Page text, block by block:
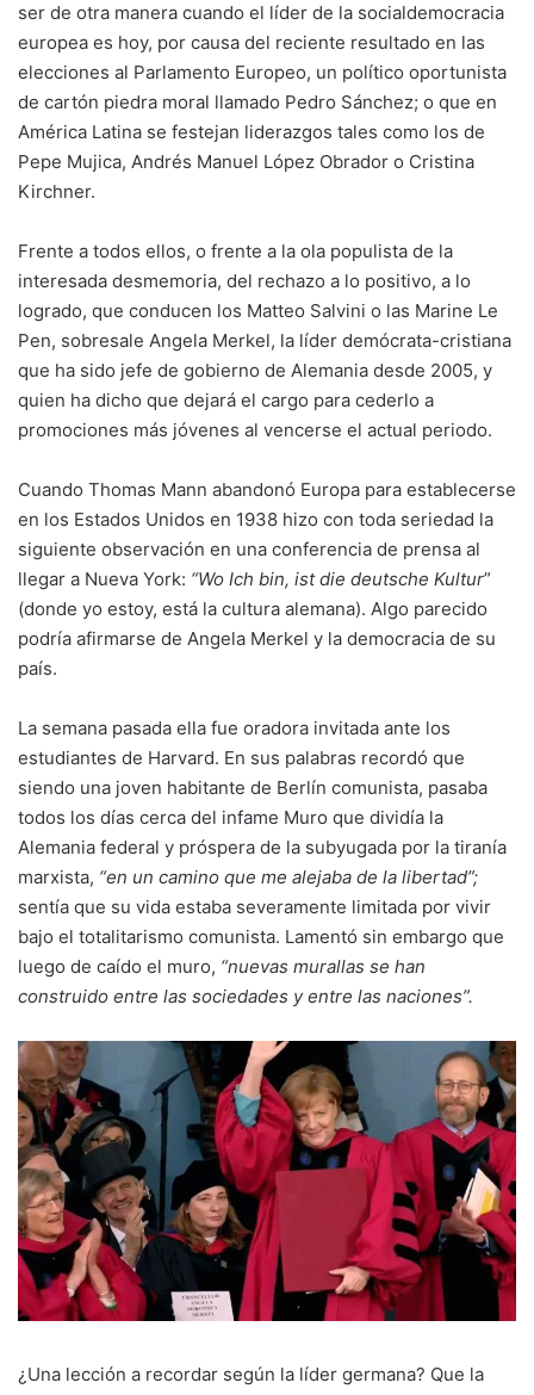
ser de otra manera cuando el líder de la socialdemocracia
europea es hoy, por causa del reciente resultado en las
elecciones al Parlamento Europeo, un político oportunista
de cartón piedra moral llamado Pedro Sánchez; o que en
América Latina se festejan liderazgos tales como los de
Pepe Mujica, Andrés Manuel López Obrador o Cristina
Kirchner.
Frente a todos ellos, o frente a la ola populista de la
interesada desmemoria, del rechazo a lo positivo, a lo
logrado, que conducen los Matteo Salvini o las Marine Le
Pen, sobresale Angela Merkel, la líder demócrata-cristiana
que ha sido jefe de gobierno de Alemania desde 2005, y
quien ha dicho que dejará el cargo para cederlo a
promociones más jóvenes al vencerse el actual periodo.
Cuando Thomas Mann abandonó Europa para establecerse
en los Estados Unidos en 1938 hizo con toda seriedad la
siguiente observación en una conferencia de prensa al
llegar a Nueva York: “Wo Ich bin, ist die deutsche Kultur”
(donde yo estoy, está la cultura alemana). Algo parecido
podría afirmarse de Angela Merkel y la democracia de su
país.
La semana pasada ella fue oradora invitada ante los
estudiantes de Harvard. En sus palabras recordó que
siendo una joven habitante de Berlín comunista, pasaba
todos los días cerca del infame Muro que dividía la
Alemania federal y próspera de la subyugada por la tiranía
marxista, “en un camino que me alejaba de la libertad”;
sentía que su vida estaba severamente limitada por vivir
bajo el totalitarismo comunista. Lamentó sin embargo que
luego de caído el muro, “nuevas murallas se han
construido entre las sociedades y entre las naciones”.
¿Una lección a recordar según la líder germana? Que la